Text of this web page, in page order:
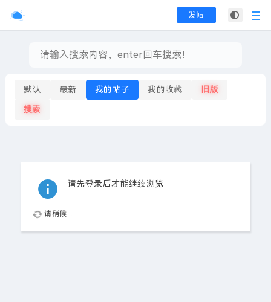
发帖
默认 最新 我的帖子 我的收藏 旧版
搜索
请先登录后才能继续浏览
请稍候...